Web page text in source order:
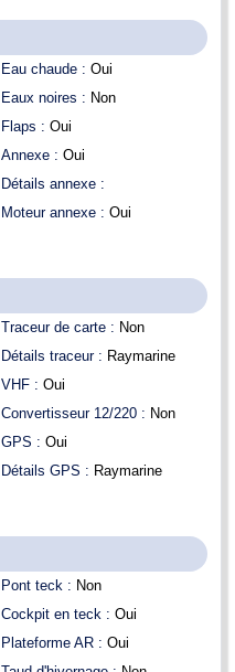
Eau chaude : Oui
Eaux noires : Non
Flaps : Oui
Annexe : Oui
Détails annexe :
Moteur annexe : Oui
Traceur de carte : Non
Détails traceur : Raymarine
VHF : Oui
Convertisseur 12/220 : Non
GPS : Oui
Détails GPS : Raymarine
Pont teck : Non
Cockpit en teck : Oui
Plateforme AR : Oui